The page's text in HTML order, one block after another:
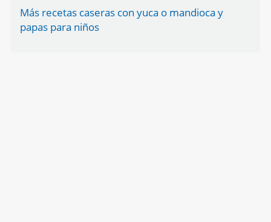
Más recetas caseras con yuca o mandioca y
papas para niños